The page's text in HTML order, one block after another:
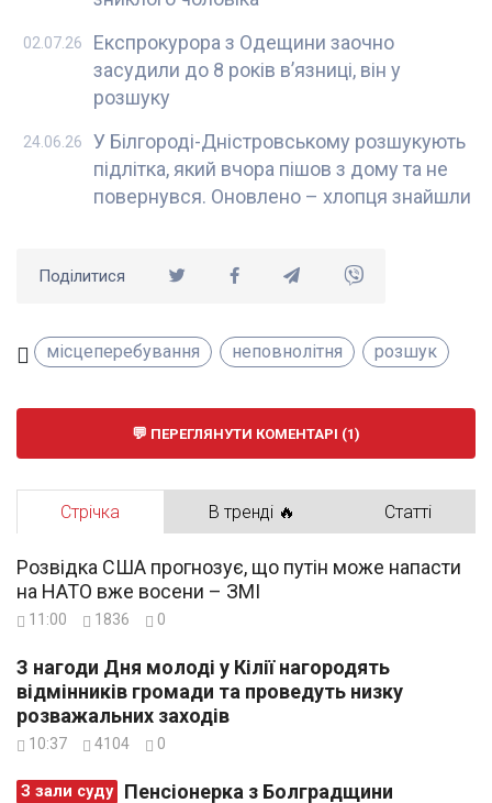
Експрокурора з Одещини заочно
засудили до 8 років вʼязниці, він у
розшуку
02.07.26
У Білгороді-Дністровському розшукують
підлітка, який вчора пішов з дому та не
повернувся. Оновлено – хлопця знайшли
24.06.26
Поділитися
місцеперебування неповнолітня розшук
ПЕРЕГЛЯНУТИ КОМЕНТАРІ (1)
Стрічка В тренді 🔥 Статті
Розвідка США прогнозує, що путін може напасти
на НАТО вже восени – ЗМІ
11:00 1836 0
З нагоди Дня молоді у Кілії нагородять
відмінників громади та проведуть низку
розважальних заходів
10:37 4104 0
З зали суду